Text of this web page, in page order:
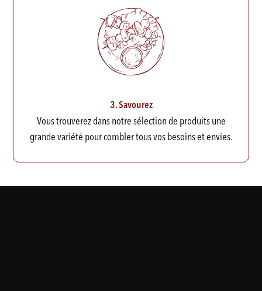
3. Savourez
Vous trouverez dans notre sélection de produits une
grande variété pour combler tous vos besoins et envies.